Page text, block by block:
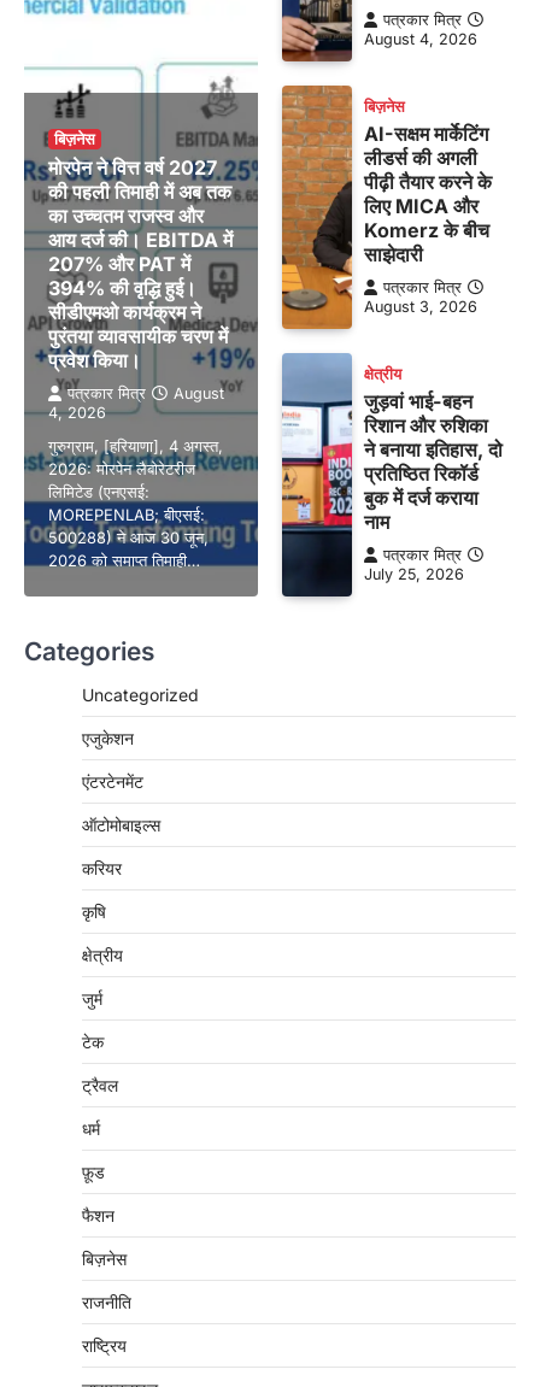
बिज़नेस
मोरपेन ने वित्त वर्ष 2027
की पहली तिमाही में अब तक
का उच्चतम राजस्व और
आय दर्ज की। EBITDA में
207% और PAT में
394% की वृद्धि हुई।
सीडीएमओ कार्यक्रम ने
पुरंतया व्यावसायीक चरण में
प्रवेश किया।
पत्रकार मित्र
August
4, 2026
गुरुग्राम, [हरियाणा], 4 अगस्त,
2026: मोरपेन लैबोरेटरीज
लिमिटेड (एनएसई:
MOREPENLAB; बीएसई:
500288) ने आज 30 जून,
2026 को समाप्त तिमाही…
पत्रकार मित्र
August 4, 2026
बिज़नेस
AI-सक्षम मार्केटिंग
लीडर्स की अगली
पीढ़ी तैयार करने के
लिए MICA और
Komerz के बीच
साझेदारी
पत्रकार मित्र
August 3, 2026
क्षेत्रीय
जुड़वां भाई-बहन
रिशान और रुशिका
ने बनाया इतिहास, दो
प्रतिष्ठित रिकॉर्ड
बुक में दर्ज कराया
नाम
पत्रकार मित्र
July 25, 2026
Categories
Uncategorized
एजुकेशन
एंटरटेनमेंट
ऑटोमोबाइल्स
करियर
कृषि
क्षेत्रीय
जुर्म
टेक
ट्रैवल
धर्म
फ़ूड
फैशन
बिज़नेस
राजनीति
राष्ट्रिय